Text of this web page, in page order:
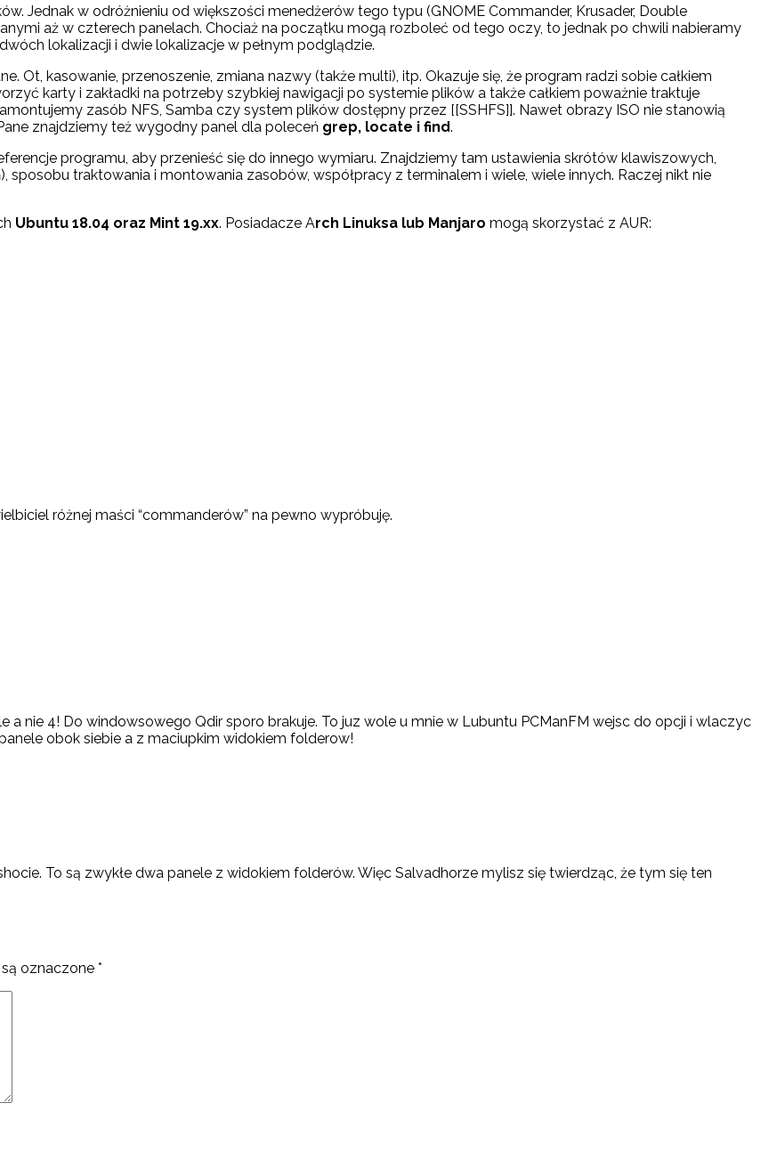
Jednak w odróżnieniu od większości menedżerów tego typu (GNOME Commander, Krusader, Double
aż w czterech panelach. Chociaż na początku mogą rozboleć od tego oczy, to jednak po chwili nabieramy
lokalizacji i dwie lokalizacje w pełnym podglądzie.
Ot, kasowanie, przenoszenie, zmiana nazwy (także multi), itp. Okazuje się, że program radzi sobie całkiem
karty i zakładki na potrzeby szybkiej nawigacji po systemie plików a także całkiem poważnie traktuje
zasób NFS, Samba czy system plików dostępny przez [[SSHFS]]. Nawet obrazy ISO nie stanowią
znajdziemy też wygodny panel dla poleceń grep, locate i find.
programu, aby przenieść się do innego wymiaru. Znajdziemy tam ustawienia skrótów klawiszowych,
traktowania i montowania zasobów, współpracy z terminalem i wiele, wiele innych. Raczej nikt nie
Ubuntu 18.04 oraz Mint 19.xx. Posiadacze Arch Linuksa lub Manjaro mogą skorzystać z AUR:
różnej maści “commanderów” na pewno wypróbuję.
nie 4! Do windowsowego Qdir sporo brakuje. To juz wole u mnie w Lubuntu PCManFM wejsc do opcji i wlaczyc
obok siebie a z maciupkim widokiem folderow!
To są zwykłe dwa panele z widokiem folderów. Więc Salvadhorze mylisz się twierdząc, że tym się ten
oznaczone *